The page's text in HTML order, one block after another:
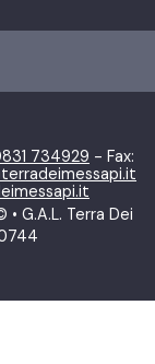
734929 - Fax:
G.A.L. Terra Dei